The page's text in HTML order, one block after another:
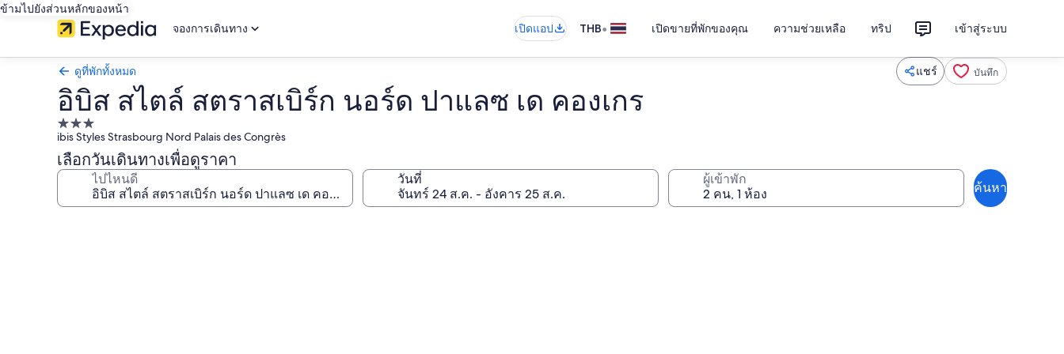
ข้ามไปยังส่วนหลักของหน้า
จองการเดินทาง
เปิดแอป THB• เปิดขายที่พักของคุณ ความช่วยเหลือ ทริป เข้าสู่ระบบ
ดูที่พักทั้งหมด แชร์ บันทึก
อิบิส สไตล์ สตราสเบิร์ก นอร์ด ปาแลซ เด คองเกร
ที่พัก
3.0
ดาว
ibis Styles Strasbourg Nord Palais des Congrès
เลือกวันเดินทางเพื่อดูราคา
ไปไหนดี วันที่ ผู้เข้าพัก
ค้นหา